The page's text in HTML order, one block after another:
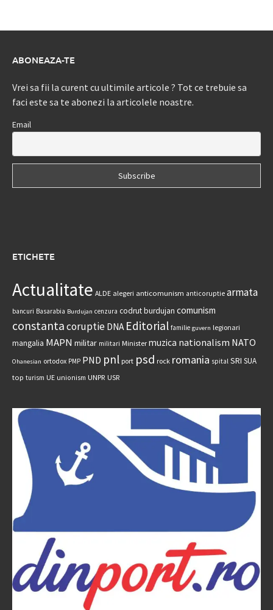
ABONEAZA-TE
Vrei sa fii la curent cu ultimile articole ? Tot ce trebuie sa
faci este sa te abonezi la articolele noastre.
Email
ETICHETE
Actualitate ALDE alegeri anticomunism anticoruptie armata
bancuri Basarabia Burdujan cenzura codrut burdujan comunism
constantacoruptie DNA Editorial familie guvern legionari
mangalia MAPN militar militari Minister muzica nationalism NATO
Ohanesian ortodox PMP PND pnl port psd rock romania spital SRI SUA
top turism UE unionism UNPR USR